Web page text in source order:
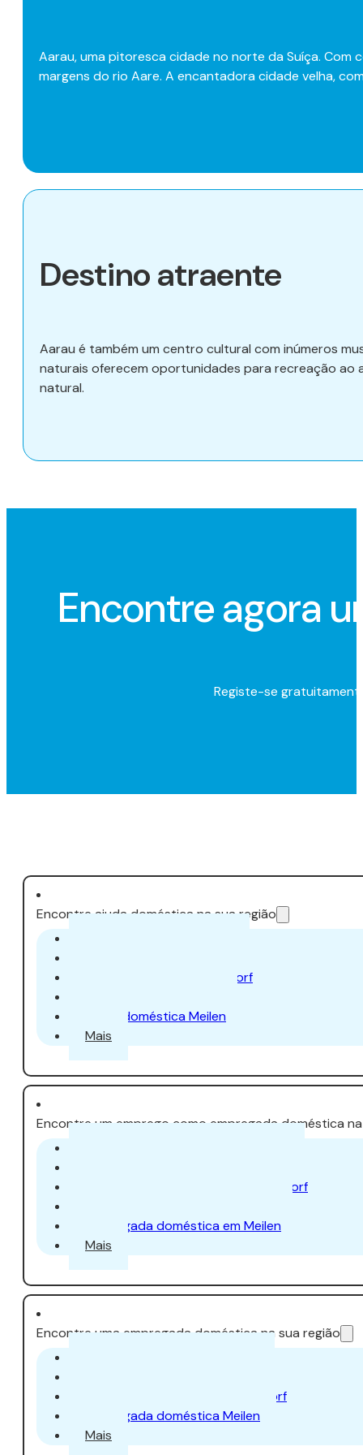
Aarau, uma pitoresca cidade no norte da Suíça.
margens do rio Aare. A encantadora cidade velha,
Destino atraente
Aarau é também um centro cultural com inúmeros
naturais oferecem oportunidades para recreação ao
natural.
Encontre agora
Registe-se
Encontre ajuda doméstica na sua região
Ajuda doméstica Dübendorf
Ajuda doméstica Meilen
Mais
Encontre um emprego como empregada doméstica
Empregada doméstica em Dübendorf
Empregada doméstica em Meilen
Mais
Encontre uma empregada doméstica na sua região
Empregada doméstica Dübendorf
Empregada doméstica Meilen
Mais